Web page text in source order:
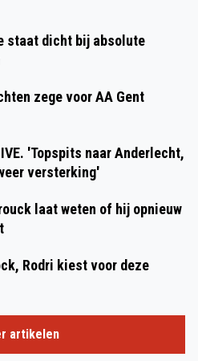
staat dicht bij absolute
zege voor AA Gent
'Topspits naar Anderlecht,
versterking'
laat weten of hij opnieuw
Rodri kiest voor deze
artikelen